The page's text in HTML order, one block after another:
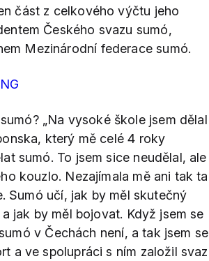
část z celkového výčtu jeho
Českého svazu sumó,
Mezinárodní federace sumó.
„Na vysoké škole jsem dělal
který mě celé 4 roky
sumó. To jsem sice neudělal, ale
kouzlo. Nezajímala mě ani tak ta
Sumó učí, jak by měl skutečný
jak by měl bojovat. Když jsem se
v Čechách není, a tak jsem se
a ve spolupráci s ním založil svaz